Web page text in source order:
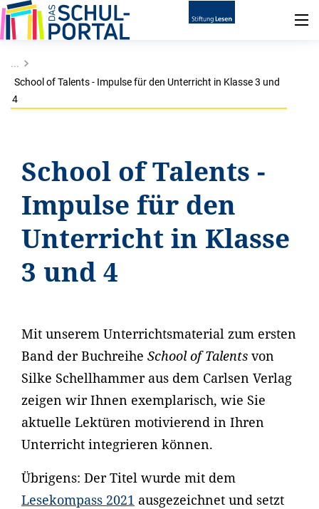
...
School of Talents - Impulse für den Unterricht in Klasse 3 und
4
School of Talents -
Impulse für den
Unterricht in Klasse
3 und 4
Mit unserem Unterrichtsmaterial zum ersten
Band der Buchreihe School of Talents von
Silke Schellhammer aus dem Carlsen Verlag
zeigen wir Ihnen exemplarisch, wie Sie
aktuelle Lektüren motivierend in Ihren
Unterricht integrieren können.
Übrigens: Der Titel wurde mit dem
Lesekompass 2021 ausgezeichnet und setzt